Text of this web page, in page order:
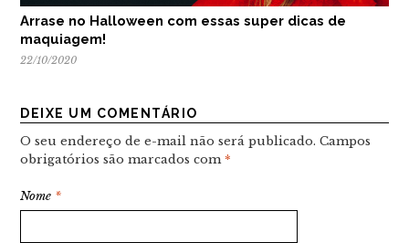
Arrase no Halloween com essas super dicas de
maquiagem!
22/10/2020
DEIXE UM COMENTÁRIO
O seu endereço de e-mail não será publicado. Campos
obrigatórios são marcados com *
Nome *